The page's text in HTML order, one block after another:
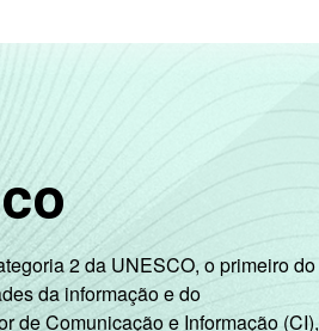
2 da UNESCO, o primeiro do
da informação e do
de Comunicação e Informação (CI),